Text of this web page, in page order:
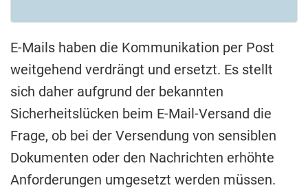
E-Mails haben die Kommunikation per Post
weitgehend verdrängt und ersetzt. Es stellt
sich daher aufgrund der bekannten
Sicherheitslücken beim E-Mail-Versand die
Frage, ob bei der Versendung von sensiblen
Dokumenten oder den Nachrichten erhöhte
Anforderungen umgesetzt werden müssen.